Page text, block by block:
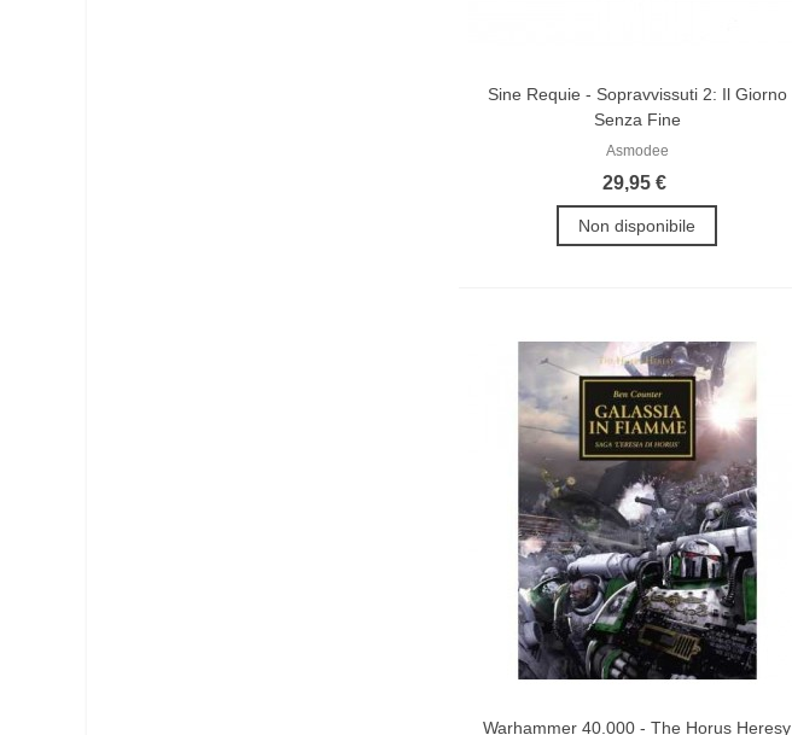
Sine Requie - Sopravvissuti 2: Il Giorno
Senza Fine
Asmodee
29,95 €
Non disponibile
Warhammer 40.000 - The Horus Heresy